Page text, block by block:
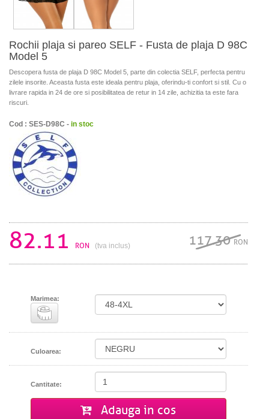
Rochii plaja si pareo SELF - Fusta de plaja D 98C
Model 5
Descopera fusta de plaja D 98C Model 5, parte din colectia SELF, perfecta pentru
zilele insorite. Aceasta fusta este ideala pentru plaja, oferindu-ti confort si stil. Cu o
livrare rapida in 24 de ore si posibilitatea de retur in 14 zile, achizitia ta este fara
riscuri.
Cod : SES-D98C - in stoc
82.11 RON (tva inclus) 117.30RON
Marimea:
Culoarea:
Cantitate:
Adauga in cos